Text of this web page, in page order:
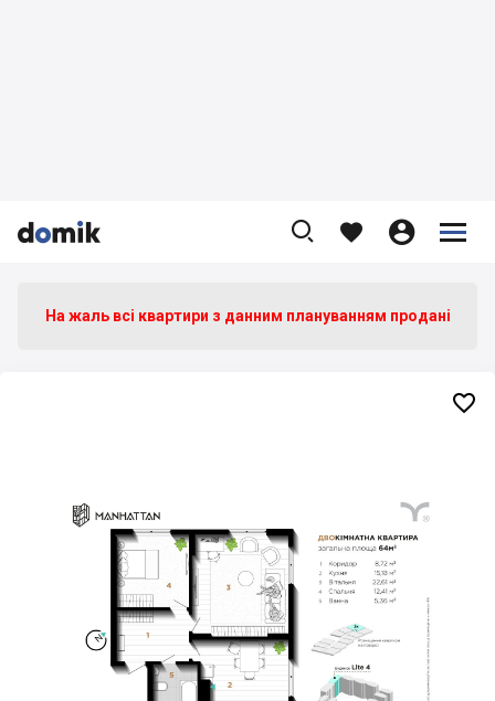


    


На жаль всі квартири з данним плануванням продані
